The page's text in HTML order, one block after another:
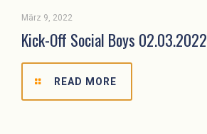
März 9, 2022
Kick-Off Social Boys 02.03.2022
READ MORE